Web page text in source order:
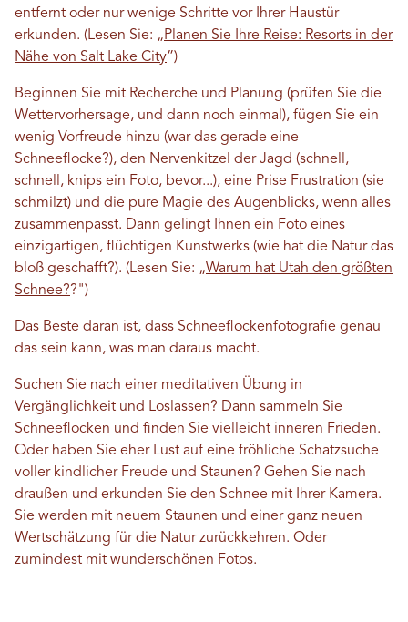
entfernt oder nur wenige Schritte vor Ihrer Haustür
erkunden. (Lesen Sie: „Planen Sie Ihre Reise: Resorts in der
Nähe von Salt Lake City”)
Beginnen Sie mit Recherche und Planung (prüfen Sie die
Wettervorhersage, und dann noch einmal), fügen Sie ein
wenig Vorfreude hinzu (war das gerade eine
Schneeflocke?), den Nervenkitzel der Jagd (schnell,
schnell, knips ein Foto, bevor...), eine Prise Frustration (sie
schmilzt) und die pure Magie des Augenblicks, wenn alles
zusammenpasst. Dann gelingt Ihnen ein Foto eines
einzigartigen, flüchtigen Kunstwerks (wie hat die Natur das
bloß geschafft?). (Lesen Sie: „Warum hat Utah den größten
Schnee??")
Das Beste daran ist, dass Schneeflockenfotografie genau
das sein kann, was man daraus macht.
Suchen Sie nach einer meditativen Übung in
Vergänglichkeit und Loslassen? Dann sammeln Sie
Schneeflocken und finden Sie vielleicht inneren Frieden.
Oder haben Sie eher Lust auf eine fröhliche Schatzsuche
voller kindlicher Freude und Staunen? Gehen Sie nach
draußen und erkunden Sie den Schnee mit Ihrer Kamera.
Sie werden mit neuem Staunen und einer ganz neuen
Wertschätzung für die Natur zurückkehren. Oder
zumindest mit wunderschönen Fotos.